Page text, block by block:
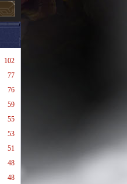
102
77
76
59
55
53
51
48
48